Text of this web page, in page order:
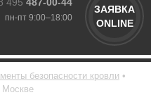
пн-пт 9:00–18:00
ЗАЯВКА
ONLINE
безопасности кровли
Москве